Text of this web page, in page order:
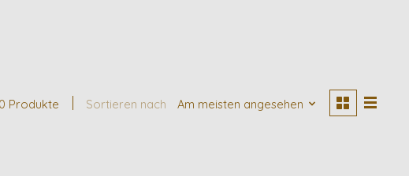
0 Produkte Sortieren nach Am meisten angesehen